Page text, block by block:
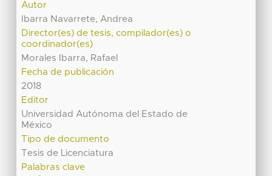
Autor
Ibarra Navarrete, Andrea
Director(es) de tesis, compilador(es) o
coordinador(es)
Morales Ibarra, Rafael
Fecha de publicación
2018
Editor
Universidad Autónoma del Estado de
México
Tipo de documento
Tesis de Licenciatura
Palabras clave